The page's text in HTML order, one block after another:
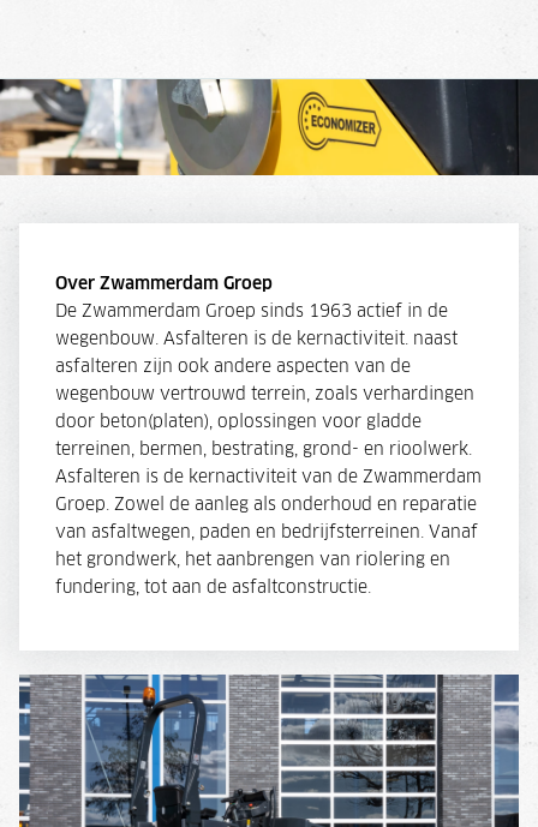
Over Zwammerdam Groep
De Zwammerdam Groep sinds 1963 actief in de
wegenbouw. Asfalteren is de kernactiviteit. naast
asfalteren zijn ook andere aspecten van de
wegenbouw vertrouwd terrein, zoals verhardingen
door beton(platen), oplossingen voor gladde
terreinen, bermen, bestrating, grond- en rioolwerk.
Asfalteren is de kernactiviteit van de Zwammerdam
Groep. Zowel de aanleg als onderhoud en reparatie
van asfaltwegen, paden en bedrijfsterreinen. Vanaf
het grondwerk, het aanbrengen van riolering en
fundering, tot aan de asfaltconstructie.